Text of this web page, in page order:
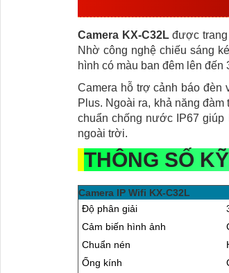
Camera KX-C32Lđược trang
Nhờ công nghệ chiếu sáng
hình có màu ban đêm lên
Camera hỗ trợ cảnh báo đèn
Plus. Ngoài ra, khả năng
chuẩn chống nước IP67 giúp
ngoài trời.
THÔNG SỐ
Camera IP Wifi KX-C32L
Độ phân giải
Cảm biến hình ảnh
Chuẩn nén
Ống kính